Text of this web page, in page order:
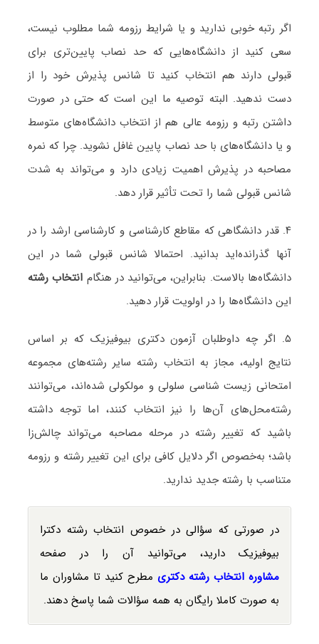
اگر رتبه خوبی ندارید و یا شرایط رزومه شما مطلوب نیست،
سعی کنید از دانشگاه‌هایی که حد نصاب پایین‌تری برای
قبولی دارند هم انتخاب کنید تا شانس پذیرش خود را از
دست ندهید. البته توصیه ما این است که حتی در صورت
داشتن رتبه و رزومه عالی هم از انتخاب دانشگاه‌های متوسط
و یا دانشگاه‌های با حد نصاب پایین غافل نشوید. چرا که نمره
مصاحبه در پذیرش اهمیت زیادی دارد و می‌تواند به شدت
شانس قبولی شما را تحت تأثیر قرار دهد.
۴. قدر دانشگاهی که مقاطع کارشناسی و کارشناسی ارشد را در
آنها گذرانده‌اید بدانید. احتمالا شانس قبولی شما در این
دانشگاه‌ها بالاست. بنابراین، می‌توانید در هنگام انتخاب رشته
این دانشگاه‌ها را در اولویت قرار دهید.
۵. اگر چه داوطلبان آزمون دکتری بیوفیزیک که بر اساس
نتایج اولیه، مجاز به انتخاب رشته سایر رشته‌های مجموعه
امتحانی زیست شناسی سلولی و مولکولی شده‌اند، می‌توانند
رشته‌محل‌های آن‌ها را نیز انتخاب کنند، اما توجه داشته
باشید که تغییر رشته در مرحله مصاحبه می‌تواند چالش‌زا
باشد؛ به‌خصوص اگر دلایل کافی برای این تغییر رشته و رزومه
متناسب با رشته جدید ندارید.
در صورتی که سؤالی در خصوص انتخاب رشته دکترا
بیوفیزیک دارید، می‌توانید آن را در صفحه
مشاوره انتخاب رشته دکتری مطرح کنید تا مشاوران ما
به صورت کاملا رایگان به همه سؤالات شما پاسخ دهند.